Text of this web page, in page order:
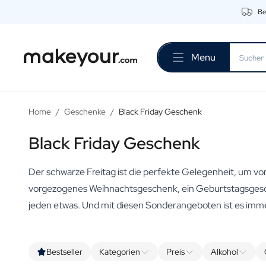
Dranken
Personalisierter Rum
Personalisierter Wermut
Personalisierter Tequila
Personalisiertes Bier
Personalisierter Weißwein
Menu
Home / Geschenke / Black Friday Geschenk
Black Friday Geschenk
Der schwarze Freitag ist die perfekte Gelegenheit, um
vorgezogenes Weihnachtsgeschenk, ein
jeden etwas. Und mit diesen Sonderangeboten ist es
Bestseller Kategorien Preis Alkohol